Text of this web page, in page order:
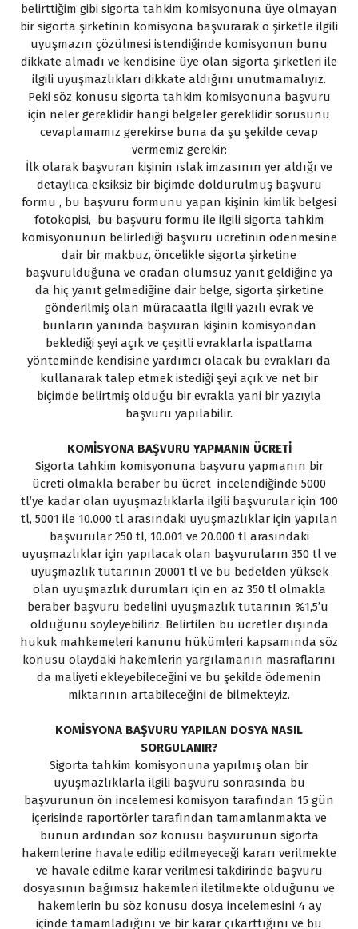
belirttiğim gibi sigorta tahkim komisyonuna üye olmayan
bir sigorta şirketinin komisyona başvurarak o şirketle ilgili
uyuşmazın çözülmesi istendiğinde komisyonun bunu
dikkate almadı ve kendisine üye olan sigorta şirketleri ile
ilgili uyuşmazlıkları dikkate aldığını unutmamalıyız.
Peki söz konusu sigorta tahkim komisyonuna başvuru
için neler gereklidir hangi belgeler gereklidir sorusunu
cevaplamamız gerekirse buna da şu şekilde cevap
vermemiz gerekir:
İlk olarak başvuran kişinin ıslak imzasının yer aldığı ve
detaylıca eksiksiz bir biçimde doldurulmuş başvuru
formu , bu başvuru formunu yapan kişinin kimlik belgesi
fotokopisi, bu başvuru formu ile ilgili sigorta tahkim
komisyonunun belirlediği başvuru ücretinin ödenmesine
dair bir makbuz, öncelikle sigorta şirketine
başvurulduğuna ve oradan olumsuz yanıt geldiğine ya
da hiç yanıt gelmediğine dair belge, sigorta şirketine
gönderilmiş olan müracaatla ilgili yazılı evrak ve
bunların yanında başvuran kişinin komisyondan
beklediği şeyi açık ve çeşitli evraklarla ispatlama
yönteminde kendisine yardımcı olacak bu evrakları da
kullanarak talep etmek istediği şeyi açık ve net bir
biçimde belirtmiş olduğu bir evrakla yani bir yazıyla
başvuru yapılabilir.
KOMİSYONA BAŞVURU YAPMANIN ÜCRETİ
Sigorta tahkim komisyonuna başvuru yapmanın bir
ücreti olmakla beraber bu ücret incelendiğinde 5000
tl’ye kadar olan uyuşmazlıklarla ilgili başvurular için 100
tl, 5001 ile 10.000 tl arasındaki uyuşmazlıklar için yapılan
başvurular 250 tl, 10.001 ve 20.000 tl arasındaki
uyuşmazlıklar için yapılacak olan başvuruların 350 tl ve
uyuşmazlık tutarının 20001 tl ve bu bedelden yüksek
olan uyuşmazlık durumları için en az 350 tl olmakla
beraber başvuru bedelini uyuşmazlık tutarının %1,5’u
olduğunu söyleyebiliriz. Belirtilen bu ücretler dışında
hukuk mahkemeleri kanunu hükümleri kapsamında söz
konusu olaydaki hakemlerin yargılamanın masraflarını
da maliyeti ekleyebileceğini ve bu şekilde ödemenin
miktarının artabileceğini de bilmekteyiz.
KOMİSYONA BAŞVURU YAPILAN DOSYA NASIL
SORGULANIR?
Sigorta tahkim komisyonuna yapılmış olan bir
uyuşmazlıklarla ilgili başvuru sonrasında bu
başvurunun ön incelemesi komisyon tarafından 15 gün
içerisinde raportörler tarafından tamamlanmakta ve
bunun ardından söz konusu başvurunun sigorta
hakemlerine havale edilip edilmeyeceği kararı verilmekte
ve havale edilme karar verilmesi takdirinde başvuru
dosyasının bağımsız hakemleri iletilmekte olduğunu ve
hakemlerin bu söz konusu dosya incelemesini 4 ay
içinde tamamladığını ve bir karar çıkarttığını ve bu